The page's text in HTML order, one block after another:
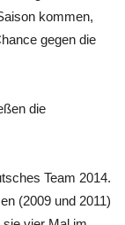
kommen,
gegen die
die
Team 2014.
(2009 und 2011)